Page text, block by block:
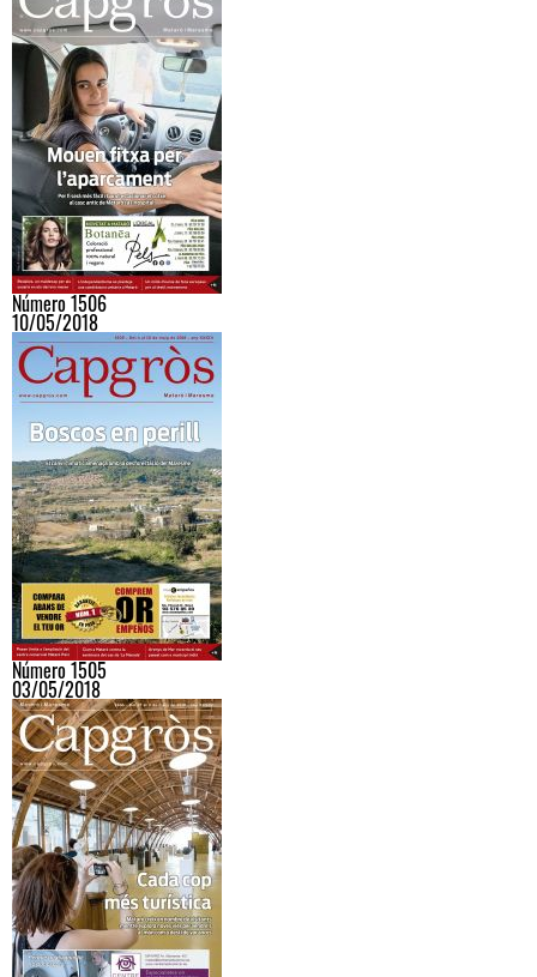
Número 1506
10/05/2018
Número 1505
03/05/2018